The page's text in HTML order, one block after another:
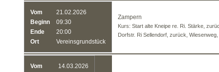
Vom
21.02.2026
Beginn
09:30
Ende
20:00
Ort
Vereinsgrundstück
Zampern
Kurs: Start alte Kneipe re. Ri. Stärke,
Dorfstr. Ri Sellendorf, zurück, Wiesenweg,
Vom
14.03.2026